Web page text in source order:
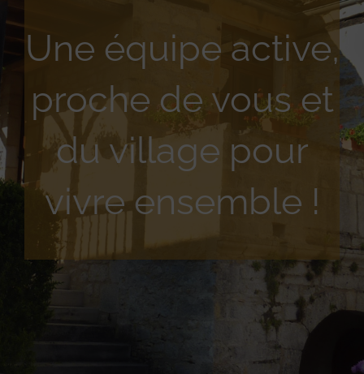
Une équipe active,
proche de vous et
du village pour
vivre ensemble !